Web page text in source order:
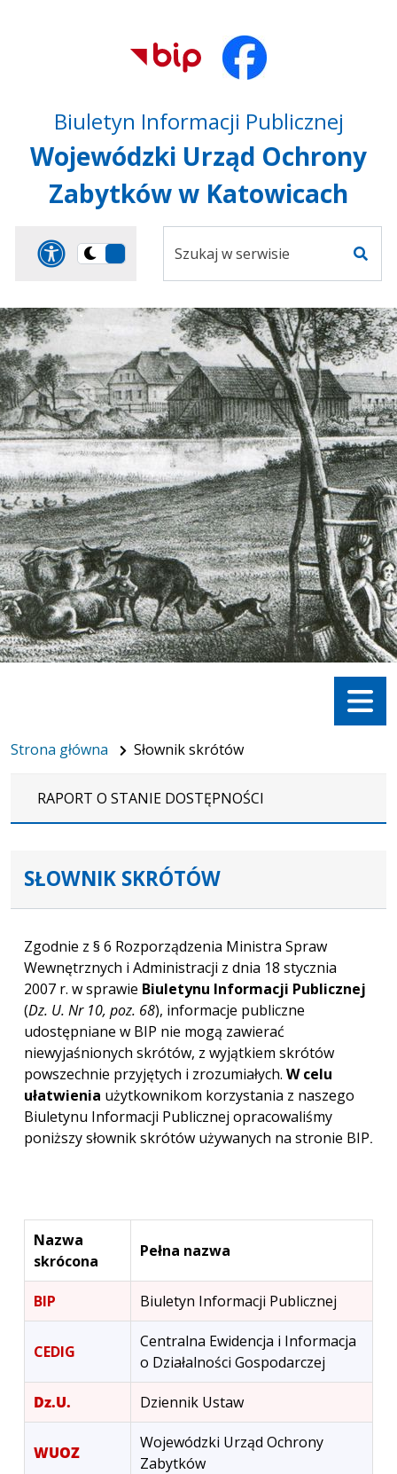
Przejdź do
głównego menu
Przejdź do treści
Przejdź do mapy
serwisu
Biuletyn Informacji Publicznej
Wojewódzki Urząd Ochrony
Zabytków w Katowicach
Panel dostosowania
Przełącz
ciemną
serwisie
Menu
Strona główna Słownik skrótów
RAPORT O STANIE DOSTĘPNOŚCI
SŁOWNIK SKRÓTÓW
Zgodnie z § 6 Rozporządzenia Ministra Spraw
Wewnętrznych i Administracji z dnia 18 stycznia
2007 r. w sprawie Biuletynu Informacji Publicznej
(Dz. U. Nr 10, poz. 68), informacje publiczne
udostępniane w BIP nie mogą zawierać
niewyjaśnionych skrótów, z wyjątkiem skrótów
powszechnie przyjętych i zrozumiałych. W celu
ułatwienia użytkownikom korzystania z naszego
Biuletynu Informacji Publicznej opracowaliśmy
poniższy słownik skrótów używanych na stronie BIP.
Nazwa
skrócona
Pełna nazwa
BIP Biuletyn Informacji Publicznej
CEDIG
Centralna Ewidencja i Informacja
o Działalności Gospodarczej
Dz.U. Dziennik Ustaw
WUOZ
Wojewódzki Urząd Ochrony
Zabytków